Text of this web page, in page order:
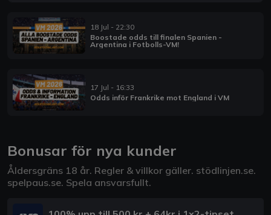
18 Jul - 22:30
Boostade odds till finalen Spanien -
Argentina i Fotbolls-VM!
17 Jul - 16:33
Odds inför Frankrike mot England i VM
Bonusar för nya kunder
Åldersgräns 18 år. Regler & villkor gäller. stödlinjen.se.
spelpaus.se. Spela ansvarsfullt.